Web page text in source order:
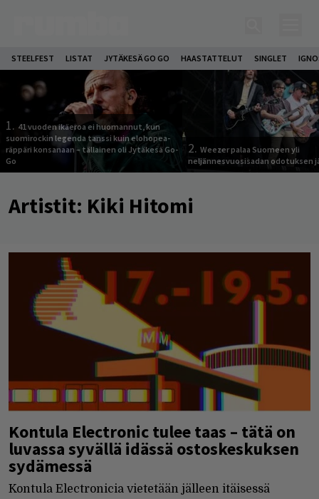
STEELFEST LISTAT JYTÄKESÄ GO GO HAASTATTELUT SINGLET
1. 41 vuoden ikäeroa ei huomannut, kun
suomirockin legenda tanssi kuin elohopea-
räppäri konsanaan – tällainen oli Jytäkesä Go-
Go
2. Weezer palaa Suomeen yli
neljännesvuosisadan odotuksen
Artistit: Kiki Hitomi
Kontula Electronic tulee taas – tätä on
luvassa syvällä idässä ostoskeskuksen
sydämessä
Kontula Electronicia vietetään jälleen itäisessä